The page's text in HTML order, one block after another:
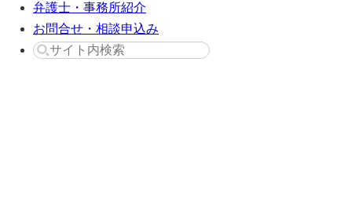
弁護士・事務所紹介
お問合せ・相談申込み